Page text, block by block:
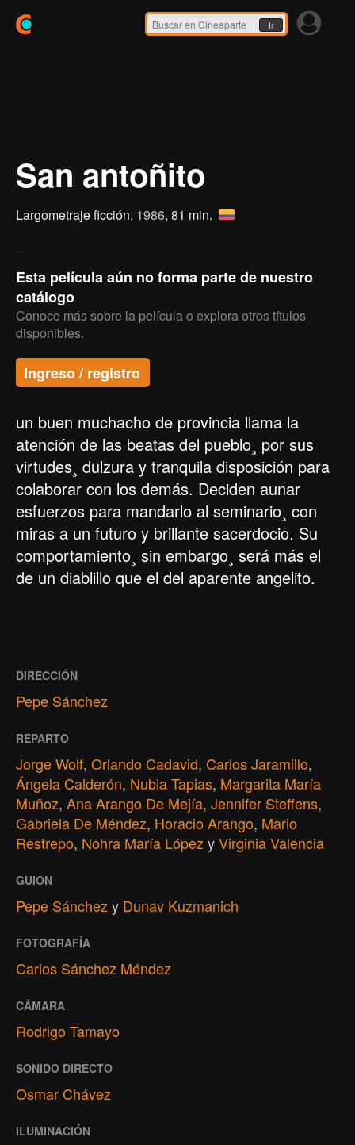
Ir
San antoñito
Largometraje ficción, 1986, 81 min.
Esta película aún no forma parte de nuestro
catálogo
Conoce más sobre la película o explora otros títulos
disponibles.
Ingreso / registro
un buen muchacho de provincia llama la
atención de las beatas del pueblo¸ por sus
virtudes¸ dulzura y tranquila disposición para
colaborar con los demás. Deciden aunar
esfuerzos para mandarlo al seminario¸ con
miras a un futuro y brillante sacerdocio. Su
comportamiento¸ sin embargo¸ será más el
de un diablillo que el del aparente angelito.
DIRECCIÓN
Pepe Sánchez
REPARTO
Jorge Wolf, Orlando Cadavid, Carlos Jaramillo,
Ángela Calderón, Nubia Tapias, Margarita María
Muñoz, Ana Arango De Mejía, Jennifer Steffens,
Gabriela De Méndez, Horacio Arango, Mario
Restrepo, Nohra María López yVirginia Valencia
GUION
Pepe Sánchez y Dunav Kuzmanich
FOTOGRAFÍA
Carlos Sánchez Méndez
CÁMARA
Rodrigo Tamayo
SONIDO DIRECTO
Osmar Chávez
ILUMINACIÓN